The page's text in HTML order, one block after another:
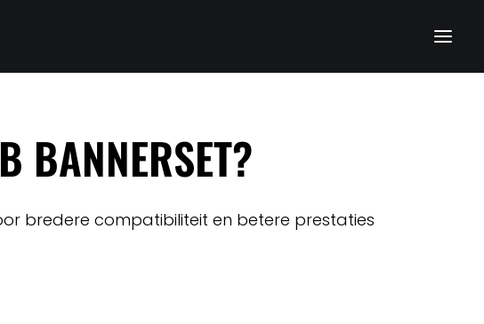
BANNERSET?
bredere compatibiliteit en betere prestaties